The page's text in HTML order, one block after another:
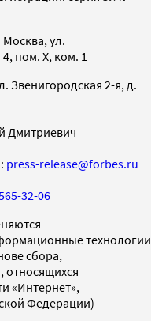
Москва, ул.
пом. X, ком. 1
Звенигородская 2-я, д.
Дмитриевич
press-release@forbes.ru
32-06
технологии
сбора,
относящихся
«Интернет»,
Федерации)